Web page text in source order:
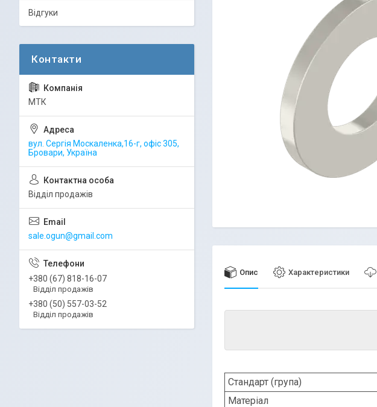
Опис Характеристики
Стандарт (група)
Матеріал
Відгуки
МТК
вул. Сергія Москаленка,16-г, офіс 305,
Бровари, Україна
Відділ продажів
sale.ogun@gmail.com
+380 (67) 818-16-07
Відділ продажів
+380 (50) 557-03-52
Відділ продажів